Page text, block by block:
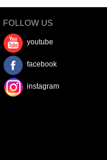
FOLLOW US
youtube
facebook
instagram